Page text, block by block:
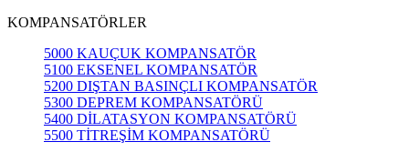
KOMPANSATÖRLER
5000 KAUÇUK KOMPANSATÖR
5100 EKSENEL KOMPANSATÖR
5200 DIŞTAN BASINÇLI KOMPANSATÖR
5300 DEPREM KOMPANSATÖRÜ
5400 DİLATASYON KOMPANSATÖRÜ
5500 TİTREŞİM KOMPANSATÖRÜ